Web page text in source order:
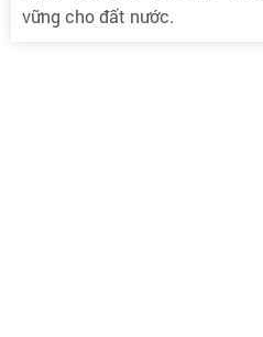
vững cho đất nước.